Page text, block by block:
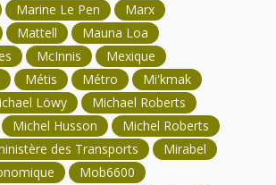
Marine Le Pen
Marx
Mattell
Mauna Loa
McInnis
Mexique
Métis Métro
Mi'kmak
Löwy
Michael Roberts
Michel Husson
Michel Roberts
des Transports
Mirabel
Mob6600